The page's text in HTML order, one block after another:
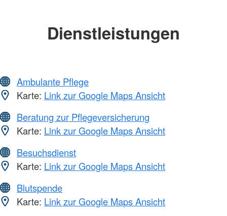
Dienstleistungen
Ambulante Pflege
Karte: Link zur Google Maps Ansicht
Beratung zur Pflegeversicherung
Karte: Link zur Google Maps Ansicht
Besuchsdienst
Karte: Link zur Google Maps Ansicht
Blutspende
Karte: Link zur Google Maps Ansicht